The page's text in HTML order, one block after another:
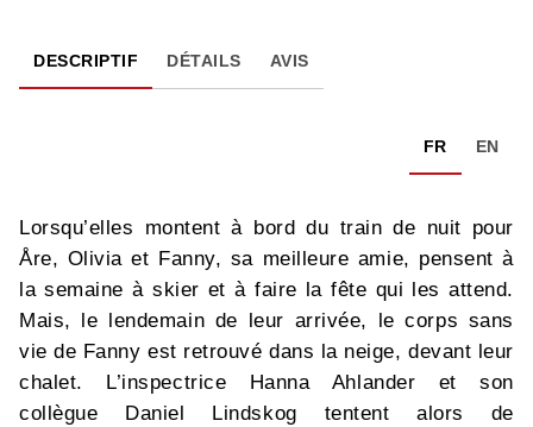
DESCRIPTIF DÉTAILS AVIS
FR EN
Lorsqu’elles montent à bord du train de nuit pour
Åre, Olivia et Fanny, sa meilleure amie, pensent à
la semaine à skier et à faire la fête qui les attend.
Mais, le lendemain de leur arrivée, le corps sans
vie de Fanny est retrouvé dans la neige, devant leur
chalet. L’inspectrice Hanna Ahlander et son
collègue Daniel Lindskog tentent alors de